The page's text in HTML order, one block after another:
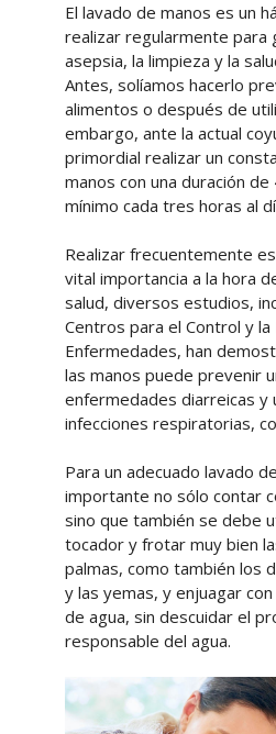
El lavado de manos es un
realizar regularmente para
asepsia, la limpieza y la
Antes, solíamos hacerlo
alimentos o después de
embargo, ante la actual
primordial realizar un
manos con una duración
mínimo cada tres horas al
Realizar frecuentemente
vital importancia a la hora
salud, diversos estudios,
Centros para el Control y
Enfermedades, han
las manos puede prevenir
enfermedades diarreicas y
infecciones respiratorias,
Para un adecuado lavado
importante no sólo contar
sino que también se debe
tocador y frotar muy bien
palmas, como también los
y las yemas, y enjuagar
de agua, sin descuidar el
responsable del agua.